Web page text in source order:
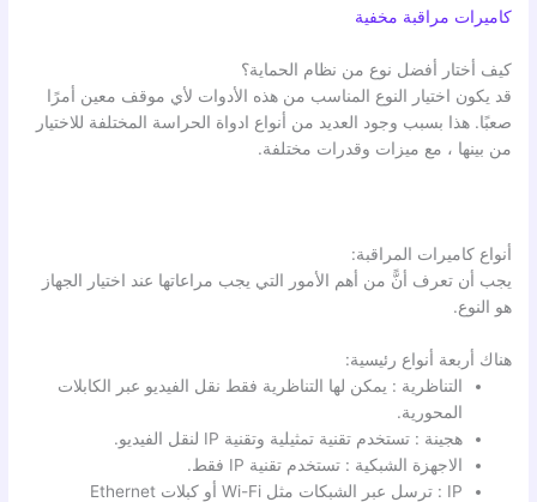
كاميرات مراقبة مخفية
كيف أختار أفضل نوع من نظام الحماية؟
قد يكون اختيار النوع المناسب من هذه الأدوات لأي موقف معين أمرًا
صعبًا. هذا بسبب وجود العديد من أنواع ادواة الحراسة المختلفة للاختيار
من بينها ، مع ميزات وقدرات مختلفة.
أنواع كاميرات المراقبة:
يجب أن تعرف أنًّ من أهم الأمور التي يجب مراعاتها عند اختيار الجهاز
هو النوع.
هناك أربعة أنواع رئيسية:
التناظرية : يمكن لها التناظرية فقط نقل الفيديو عبر الكابلات
المحورية.
هجينة : تستخدم تقنية تمثيلية وتقنية IP لنقل الفيديو.
الاجهزة الشبكية : تستخدم تقنية IP فقط.
IP : ترسل عبر الشبكات مثل Wi-Fi أو كبلات Ethernet